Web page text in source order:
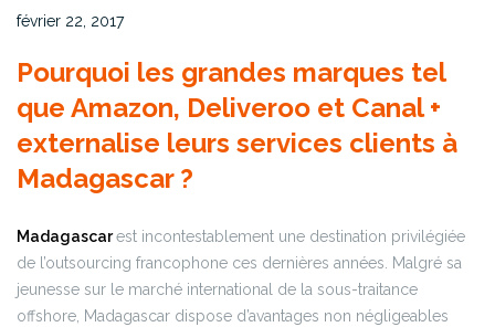
février 22, 2017
Pourquoi les grandes marques tel
que Amazon, Deliveroo et Canal +
externalise leurs services clients à
Madagascar ?
Madagascarest incontestablement une destination privilégiée
de l’outsourcing francophone ces dernières années. Malgré sa
jeunesse sur le marché international de la sous-traitance
offshore, Madagascar dispose d’avantages non négligeables